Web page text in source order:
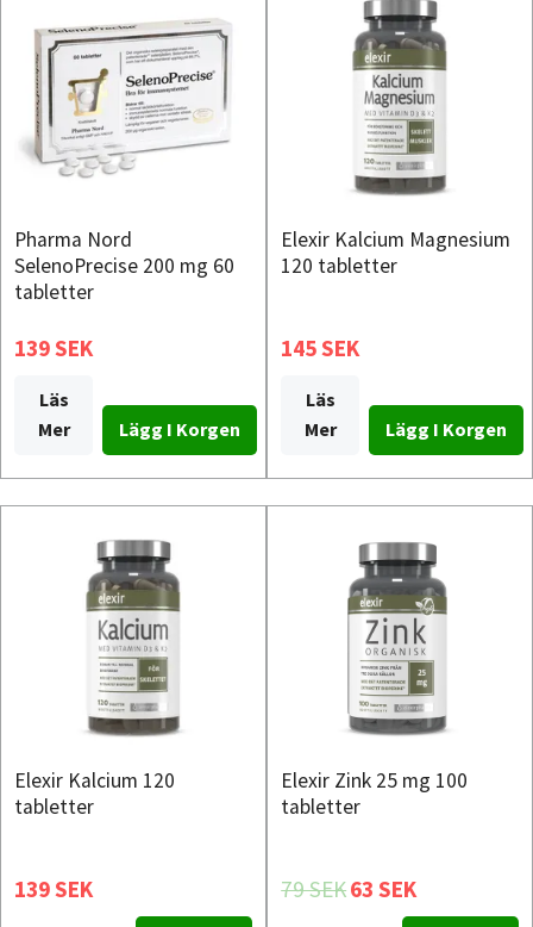
Pharma Nord
SelenoPrecise 200 mg 60
tabletter
139 SEK
Läs
Mer
Elexir Kalcium Magnesium
120 tabletter
145 SEK
Läs
Mer
Elexir Kalcium 120
tabletter
139 SEK
Elexir Zink 25 mg 100
tabletter
79 SEK63 SEK